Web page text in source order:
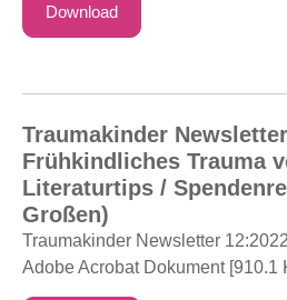
Download
Traumakinder
Frühkindliches Trauma
Literaturtips /
Großen)
Traumakinder Newsletter
Adobe Acrobat Dokument [910.1